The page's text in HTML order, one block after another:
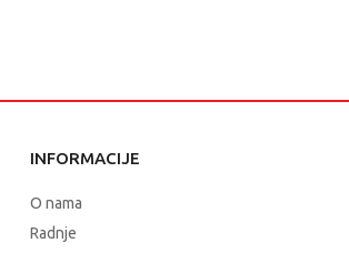
INFORMACIJE
O nama
Radnje